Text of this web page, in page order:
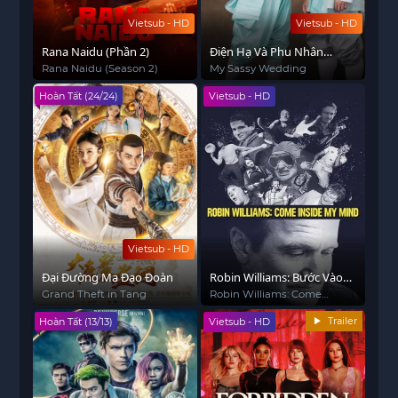
Vietsub - HD
Rana Naidu (Phần 2)
Rana Naidu (Season 2)
Vietsub - HD
Điện Hạ Và Phu Nhân
Kamduang
My Sassy Wedding
Vietsub - HD
Hoàn Tất (24/24)
Đại Đường Ma Đạo Đoàn
Grand Theft in Tang
Vietsub - HD
Robin Williams: Bước Vào
Tâm Trí Tôi
Robin Williams: Come
Inside My Mind
Hoàn Tất (13/13)
Vietsub - HD Trailer